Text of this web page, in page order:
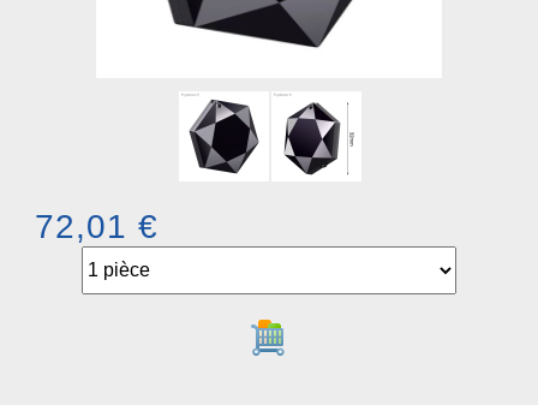
72,01 €
Ajouter au panier